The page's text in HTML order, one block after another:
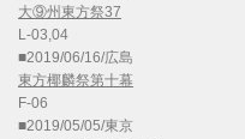
大⑨州東方祭37
L-03,04
■2019/06/16/広島
東方椰麟祭第十幕
F-06
■2019/05/05/東京